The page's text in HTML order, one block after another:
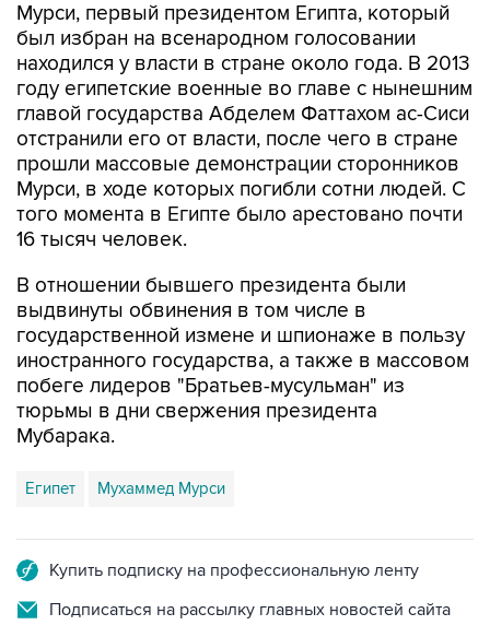
Мурси, первый президентом Египта, который
был избран на всенародном голосовании
находился у власти в стране около года. В 2013
году египетские военные во главе с нынешним
главой государства Абделем Фаттахом ас-Сиси
отстранили его от власти, после чего в стране
прошли массовые демонстрации сторонников
Мурси, в ходе которых погибли сотни людей. С
того момента в Египте было арестовано почти
16 тысяч человек.
В отношении бывшего президента были
выдвинуты обвинения в том числе в
государственной измене и шпионаже в пользу
иностранного государства, а также в массовом
побеге лидеров "Братьев-мусульман" из
тюрьмы в дни свержения президента
Мубарака.
Египет Мухаммед Мурси
Купить подписку на профессиональную ленту
Подписаться на рассылку главных новостей сайта